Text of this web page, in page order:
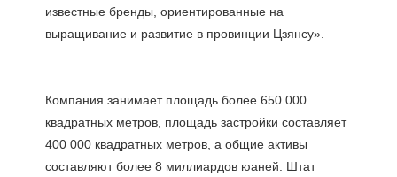
известные бренды, ориентированные на
Компания занимает площадь более 650 000
квадратных метров, площадь застройки составляет
400 000 квадратных метров, а общие активы
составляют более 8 миллиардов юаней. Штат